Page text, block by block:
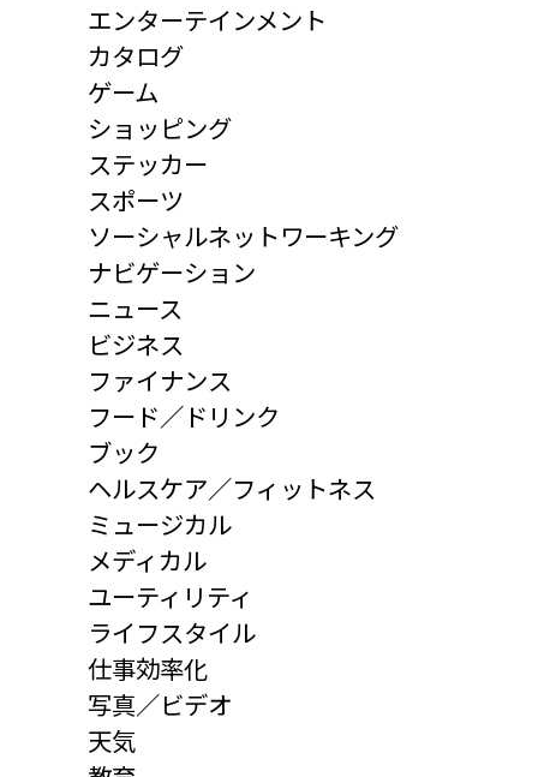
エンターテインメント
カタログ
ゲーム
ショッピング
ステッカー
スポーツ
ソーシャルネットワーキング
ナビゲーション
ニュース
ビジネス
ファイナンス
フード／ドリンク
ブック
ヘルスケア／フィットネス
ミュージカル
メディカル
ユーティリティ
ライフスタイル
仕事効率化
写真／ビデオ
天気